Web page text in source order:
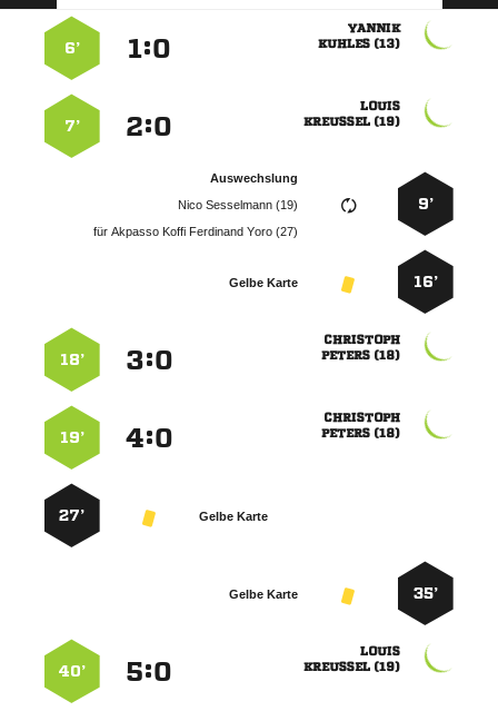

 
:
6’

 
:
7’
9’
Auswechslung
  
für    
16’
Gelbe Karte

 
:
18’

 
:
19’
Gelbe Karte
27’
35’
Gelbe Karte

 
:
40’